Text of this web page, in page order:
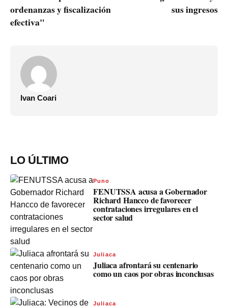
ordenanzas y fiscalización
efectiva"
sus ingresos
Ivan Coari
LO ÚLTIMO
Puno
FENUTSSA acusa a Gobernador
Richard Hancco de favorecer
contrataciones irregulares en el
sector salud
Juliaca
Juliaca afrontará su centenario
como un caos por obras inconclusas
Juliaca